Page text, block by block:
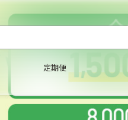
定期便